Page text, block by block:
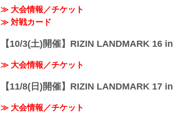
≫ 大会情報／チケット
≫ 対戦カード
【10/3(土)開催】RIZIN LANDMARK 16
≫ 大会情報／チケット
【11/8(日)開催】RIZIN LANDMARK 17
≫ 大会情報／チケット